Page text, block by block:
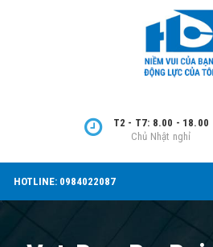
T2 - T7: 8.00 - 18.00
Chủ Nhật nghỉ
HOTLINE: 0984022087